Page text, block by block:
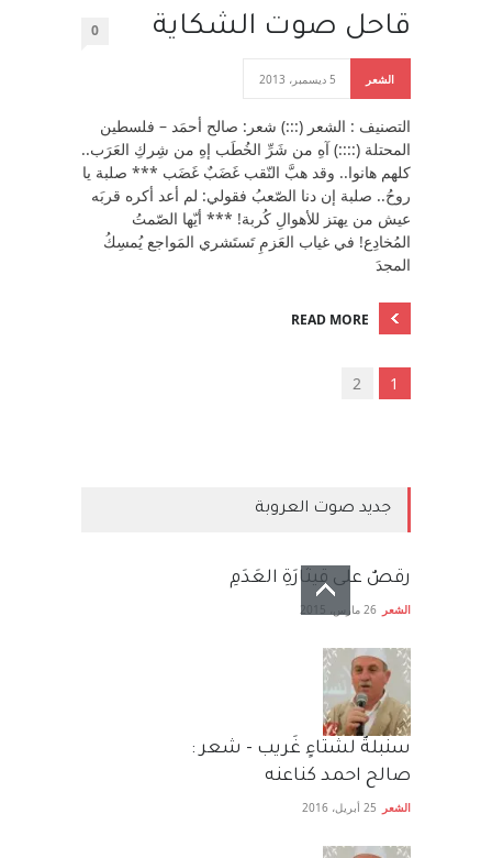
قاحل صوت الشكاية 0
الشعر 5 ديسمبر، 2013
التصنيف : الشعر (:::) شعر: صالح أحمَد – فلسطين
المحتلة (::::) آهِ من شَرِّ الخُطَب إهِ من شِركِ العَرَب..
كلهم هانوا.. وقد هبَّ النّقب غَضَبٌ غَضَب *** صلبة يا
روحُ.. صلبة إن دنا الصّعبُ فقولي: لم أعد أكره قربَه
عيش من يهتز للأهوالِ كُربة! *** أيّها الصّمتُ
المُخادِع! في غياب العَزمِ تَستَشري المَواجع يُمسِكُ
المجدَ
READ MORE
1
2
جديد صوت العروبة
رقصٌ على قيثارَةِ العَدَمِ
الشعر 26 مارس، 2015
سنبلةٌ لشتاءٍ غَريب - شعر :
صالح احمد كناعنه
الشعر 25 أبريل، 2016